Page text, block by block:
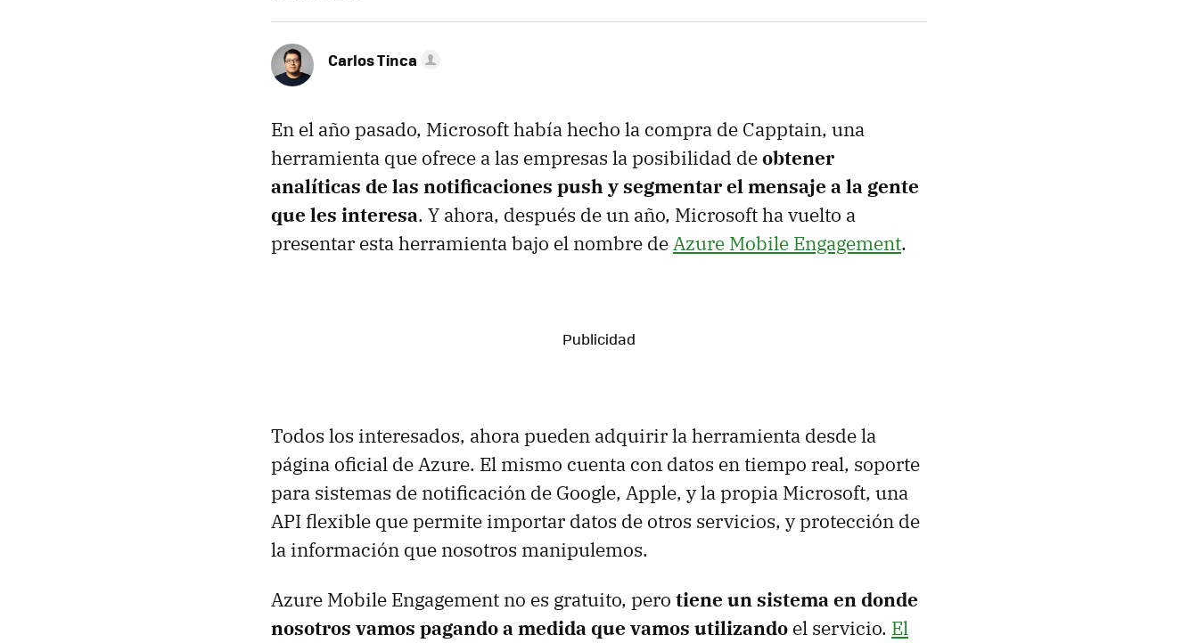
Carlos Tinca
En el año pasado, Microsoft había hecho la compra de Capptain, una
herramienta que ofrece a las empresas la posibilidad deobtener
analíticas de las notificaciones push y segmentar el mensaje a la gente
que les interesa. Y ahora, después de un año, Microsoft ha vuelto a
presentar esta herramienta bajo el nombre deAzure Mobile Engagement.
Todos los interesados, ahora pueden adquirir la herramienta desde la
página oficial de Azure. El mismo cuenta con datos en tiempo real, soporte
para sistemas de notificación de Google, Apple, y la propia Microsoft, una
API flexible que permite importar datos de otros servicios, y protección de
la información que nosotros manipulemos.
Azure Mobile Engagement no es gratuito, pero tiene un sistema en donde
nosotros vamos pagando a medida que vamos utilizando el servicio. El